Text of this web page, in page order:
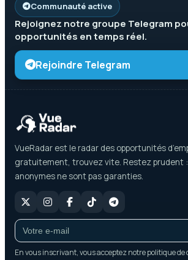
Communauté active
Rejoignez notre groupe Telegram
opportunités en temps réel.
Rejoindre Telegram
VueRadar est le radar des opportunités
gratuitement, trouvez vite. Restez prudent
anonymes ne sont pas garanties.
En vous inscrivant, vous acceptez notre politique